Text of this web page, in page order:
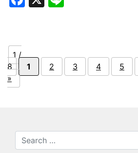
1 /
8
1 2 3 4 5
»